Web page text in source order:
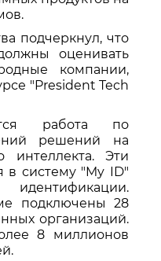
подчеркнул, что
оценивать
компании,
"President Tech
работа по
решений на
интеллекта. Эти
в систему "My ID"
идентификации.
подключены 28
организаций.
8 миллионов